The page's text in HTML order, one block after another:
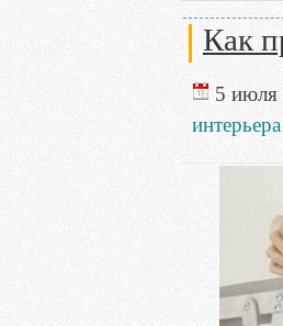
Как
5 июля
интерьера